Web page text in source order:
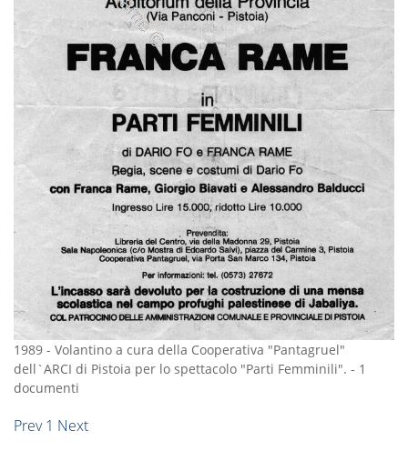
1989 - Volantino a cura della Cooperativa "Pantagruel"
dell`ARCI di Pistoia per lo spettacolo "Parti Femminili". - 1
documenti
Prev 1 Next